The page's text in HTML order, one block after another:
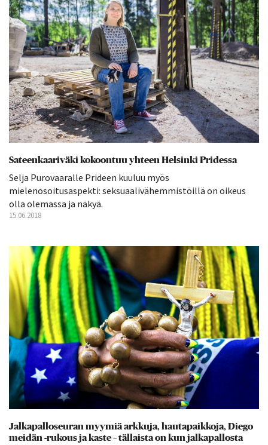
Sateenkaariväki kokoontuu yhteen Helsinki Pridessa
Selja Purovaaralle Prideen kuuluu myös
mielenosoitusaspekti: seksuaalivähemmistöillä on oikeus
olla olemassa ja näkyä.
15.06.2018
Jalkapalloseuran myymiä arkkuja, hautapaikkoja, Diego
meidän -rukous ja kaste – tällaista on kun jalkapallosta